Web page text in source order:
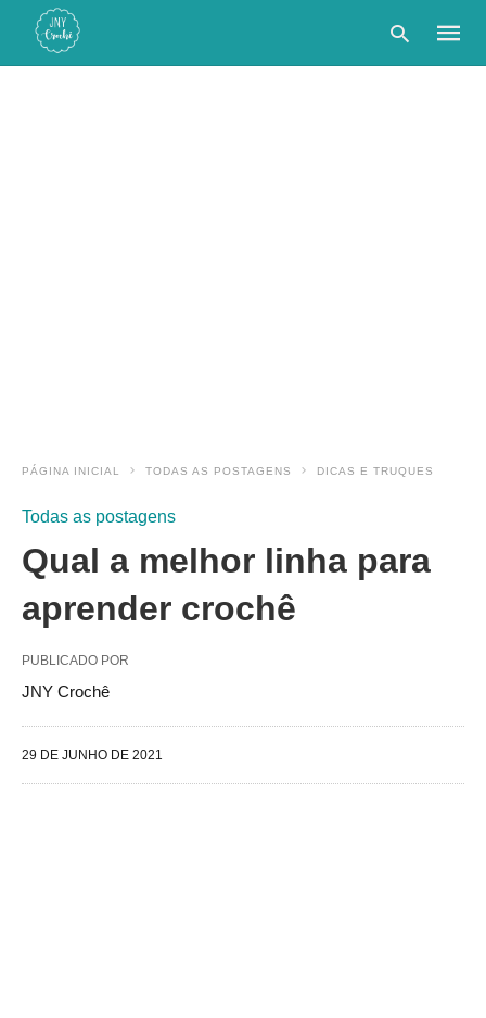
PÁGINA INICIAL TODAS AS POSTAGENS DICAS E TRUQUES
Todas as postagens
Qual a melhor linha para
aprender crochê
PUBLICADO POR
JNY Crochê
29 DE JUNHO DE 2021